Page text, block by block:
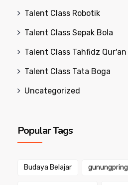
Talent Class Robotik
Talent Class Sepak Bola
Talent Class Tahfidz Qur'an
Talent Class Tata Boga
Uncategorized
Popular Tags
Budaya Belajar gunungpring